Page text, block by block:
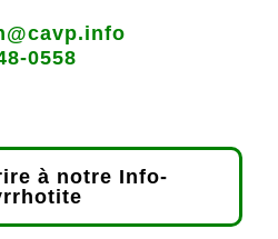
0558
à notre Info-